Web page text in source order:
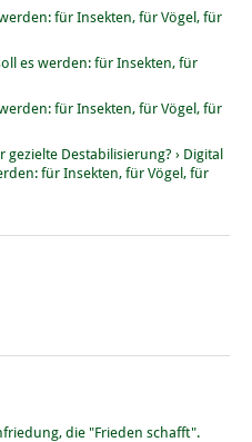
für Insekten, für Vögel, für
es werden: für Insekten, für
für Insekten, für Vögel, für
Destabilisierung? › Digital
für Insekten, für Vögel, für
die "Frieden schafft".